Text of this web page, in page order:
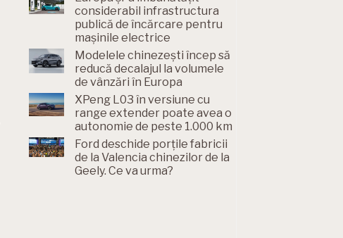
considerabil infrastructura
publică de încărcare pentru
mașinile electrice
Modelele chinezești încep să
reducă decalajul la volumele
de vânzări în Europa
XPeng L03 în versiune cu
range extender poate avea o
autonomie de peste 1.000 km
Ford deschide porțile fabricii
de la Valencia chinezilor de la
Geely. Ce va urma?